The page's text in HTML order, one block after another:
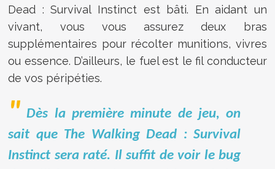
Dead : Survival Instinct est bâti. En aidant un
vivant, vous vous assurez deux bras
supplémentaires pour récolter munitions, vivres
ou essence. D’ailleurs, le fuel est le fil conducteur
de vos péripéties.
Dès la première minute de jeu, on
sait que The Walking Dead : Survival
Instinct sera raté. Il suffit de voir le bug